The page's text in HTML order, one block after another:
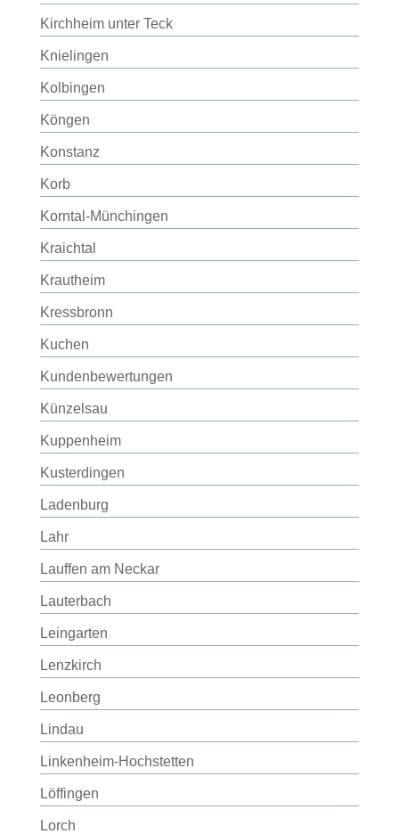
Kirchheim unter Teck
Knielingen
Kolbingen
Köngen
Konstanz
Korb
Korntal-Münchingen
Kraichtal
Krautheim
Kressbronn
Kuchen
Kundenbewertungen
Künzelsau
Kuppenheim
Kusterdingen
Ladenburg
Lahr
Lauffen am Neckar
Lauterbach
Leingarten
Lenzkirch
Leonberg
Lindau
Linkenheim-Hochstetten
Löffingen
Lorch